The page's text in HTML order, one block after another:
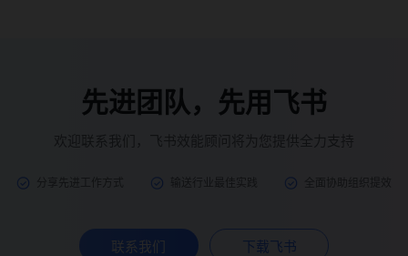
先进团队，先用飞书
联系我们 下载飞书